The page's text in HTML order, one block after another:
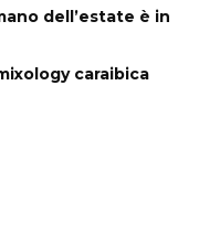
dell’estate è in
caraibica